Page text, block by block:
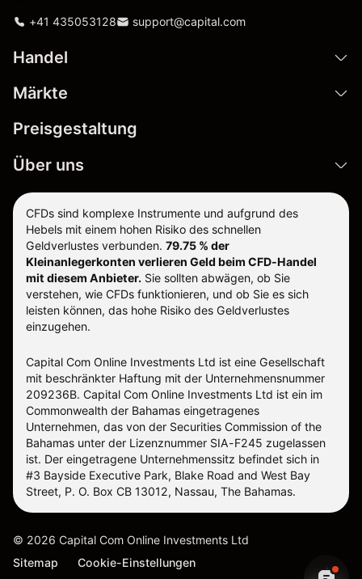
+41 435053128 support@capital.com
Handel
Märkte
Preisgestaltung
Über uns
CFDs sind komplexe Instrumente und aufgrund des
Hebels mit einem hohen Risiko des schnellen
Geldverlustes verbunden. 79.75 % der
Kleinanlegerkonten verlieren Geld beim CFD-Handel
mit diesem Anbieter. Sie sollten abwägen, ob Sie
verstehen, wie CFDs funktionieren, und ob Sie es sich
leisten können, das hohe Risiko des Geldverlustes
einzugehen.
Capital Com Online Investments Ltd ist eine Gesellschaft
mit beschränkter Haftung mit der Unternehmensnummer
209236B. Capital Com Online Investments Ltd ist ein im
Commonwealth der Bahamas eingetragenes
Unternehmen, das von der Securities Commission of the
Bahamas unter der Lizenznummer SIA-F245 zugelassen
ist. Der eingetragene Unternehmenssitz befindet sich in
#3 Bayside Executive Park, Blake Road and West Bay
Street, P. O. Box CB 13012, Nassau, The Bahamas.
© 2026 Capital Com Online Investments Ltd
Sitemap
Cookie-Einstellungen